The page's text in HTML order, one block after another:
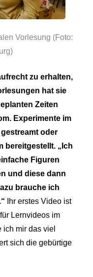
Vorlesung (Foto:
zu erhalten,
hat sie
Zeiten
Experimente im
oder
bereitgestellt. „Ich
Figuren
und diese dann
brauche ich
Ihr erstes Video ist
Lernvideos im
ich mir das viel
sich die gebürtige